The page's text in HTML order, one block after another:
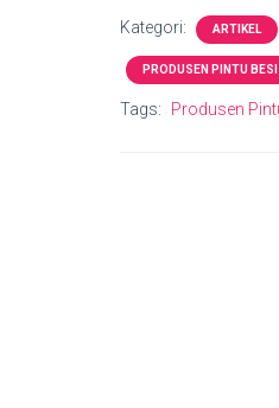
Kategori: ARTIKEL
PRODUSEN PINTU
Tags: Produsen